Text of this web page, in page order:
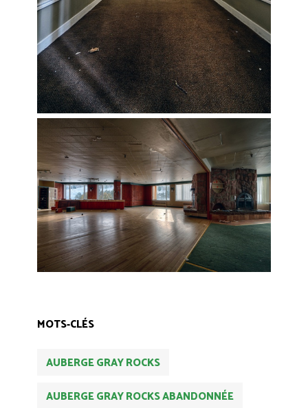
MOTS-CLÉS
AUBERGE GRAY ROCKS
AUBERGE GRAY ROCKS ABANDONNÉE